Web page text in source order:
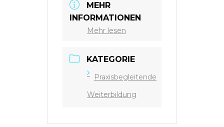
MEHR
INFORMATIONEN
Mehr lesen
KATEGORIE
Praxisbegleitende
Weiterbildung